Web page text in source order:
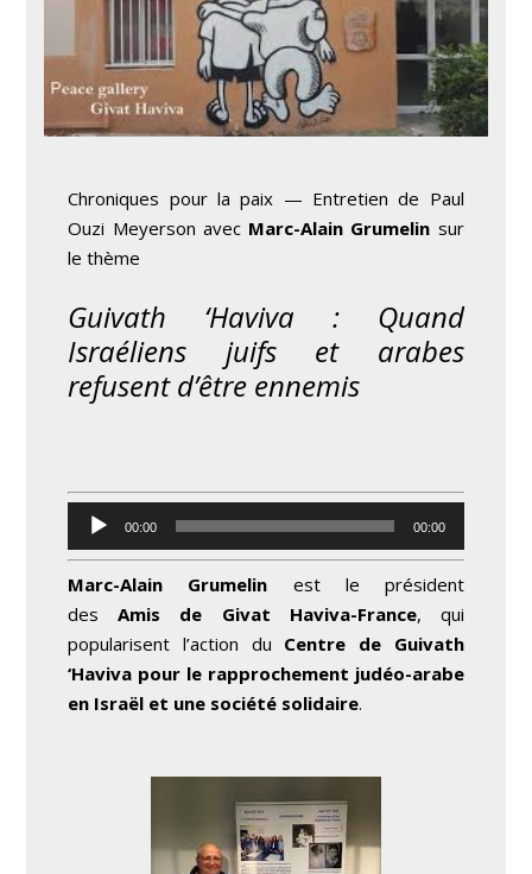
Chroniques pour la paix — Entretien de Paul
Ouzi Meyerson avec Marc-Alain Grumelin sur
le thème
Guivath ‘Haviva : Quand
Israéliens juifs et arabes
refusent d’être ennemis
Lecteur
audio
00:00 00:00
Marc-Alain Grumelin est le président
desAmis de Givat Haviva-France, qui
popularisent l’action du Centre de Guivath
‘Haviva pour le rapprochement judéo-arabe
en Israël et une société solidaire.